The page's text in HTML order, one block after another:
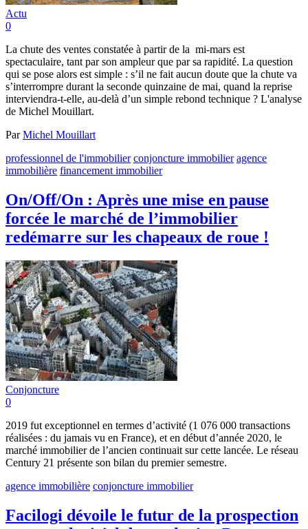
Actu
0
La chute des ventes constatée à partir de la mi-mars est
spectaculaire, tant par son ampleur que par sa rapidité. La question
qui se pose alors est simple : s’il ne fait aucun doute que la chute va
s’interrompre durant la seconde quinzaine de mai, quand la reprise
interviendra-t-elle, au-delà d’un simple rebond technique ? L'analyse
de Michel Mouillart.
ParMichel Mouillart
professionnel de l'immobilier conjoncture immobilier agence
immobilière financement immobilier
On/Off/On : Après une mise en pause
forcée le marché de l’immobilier
redémarre sur les chapeaux de roue !
Conjoncture
0
2019 fut exceptionnel en termes d’activité (1 076 000 transactions
réalisées : du jamais vu en France), et en début d’année 2020, le
marché immobilier de l’ancien continuait sur cette lancée. Le réseau
Century 21 présente son bilan du premier semestre.
agence immobilière conjoncture immobilier
Facilogi dévoile le futur de la prospection